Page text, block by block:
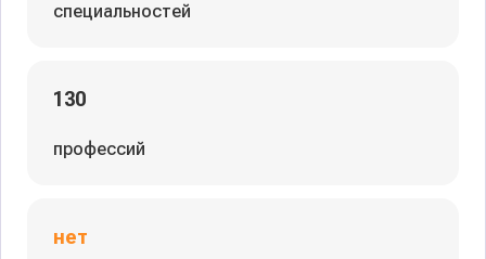
специальностей
130
профессий
нет